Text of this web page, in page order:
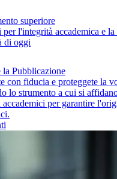
superiore
per l'integrità accademica e
di oggi
la Pubblicazione
con fiducia e proteggete la
lo strumento a cui si
accademici per garantire